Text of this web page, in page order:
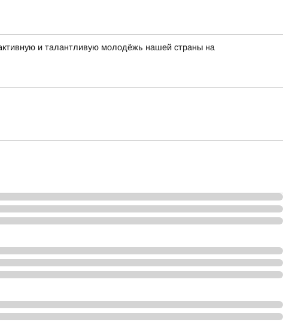
и талантливую молодёжь нашей страны на